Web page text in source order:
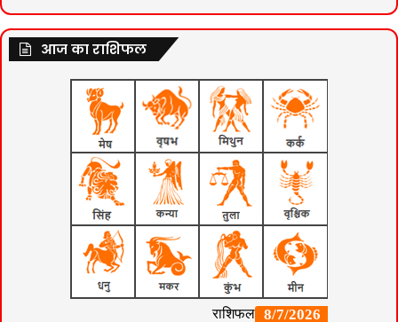
आज का राशिफल